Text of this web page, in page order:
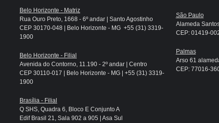
Belo Horizonte - Matriz
Rua Ouro Preto, 1668 - 6º andar | Santo Agostinho
CEP 30170-048 | Belo Horizonte - MG +55 (31) 3319-
1900
Belo Horizonte - Filial
Avenida do Contorno, 11.190 - 2º andar | Centro
CEP 30110-017 | Belo Horizonte - MG | +55 (31) 3319-
1900
Brasília - Filial
Q SHS, Quadra 6, Bloco E Conjunto A
Edif Brasil 21, Sala 902 a 905 | Asa Sul
São Paulo
Alameda
CEP: 01419-
Palmas
Arso 61
CEP: 77016-